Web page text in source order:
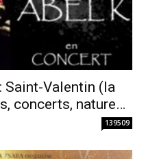
Saint-Valentin (la
concerts, nature…
139509